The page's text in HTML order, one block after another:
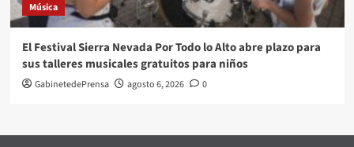
Música
El Festival Sierra Nevada Por Todo lo Alto abre plazo para
sus talleres musicales gratuitos para niños
GabinetedePrensa agosto 6, 2026 0